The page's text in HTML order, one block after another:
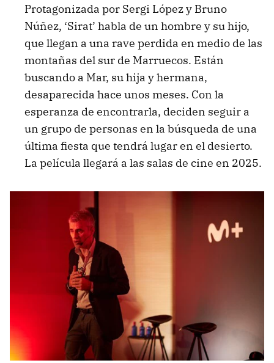
Protagonizada por Sergi López y Bruno
Núñez, ‘Sirat’ habla de un hombre y su hijo,
que llegan a una rave perdida en medio de las
montañas del sur de Marruecos. Están
buscando a Mar, su hija y hermana,
desaparecida hace unos meses. Con la
esperanza de encontrarla, deciden seguir a
un grupo de personas en la búsqueda de una
última fiesta que tendrá lugar en el desierto.
La película llegará a las salas de cine en 2025.